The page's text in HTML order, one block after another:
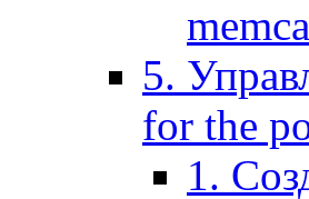
5.
for the
1.